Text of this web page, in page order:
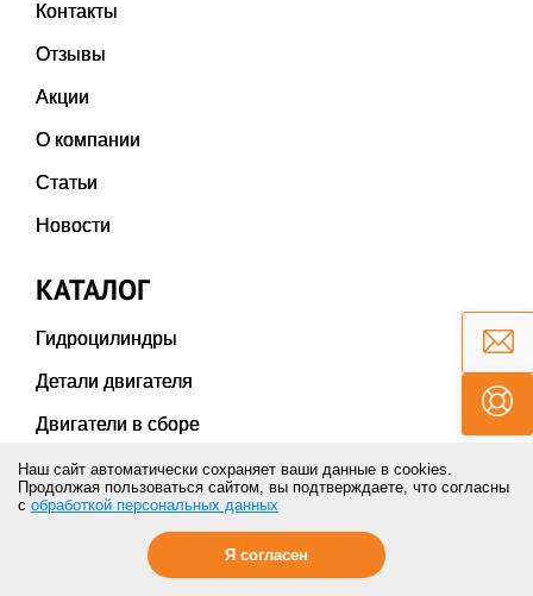
Контакты
Отзывы
Акции
О компании
Статьи
Новости
КАТАЛОГ
Гидроцилиндры
Детали двигателя
Двигатели в сборе
Карданы и крестовины
Коронки ножи бокорезы
Пальцы и втулки
Наш сайт автоматически сохраняет ваши данные в cookies.
Продолжая пользоваться сайтом, вы подтверждаете, что согласны
с обработкой персональных данных
Я согласен